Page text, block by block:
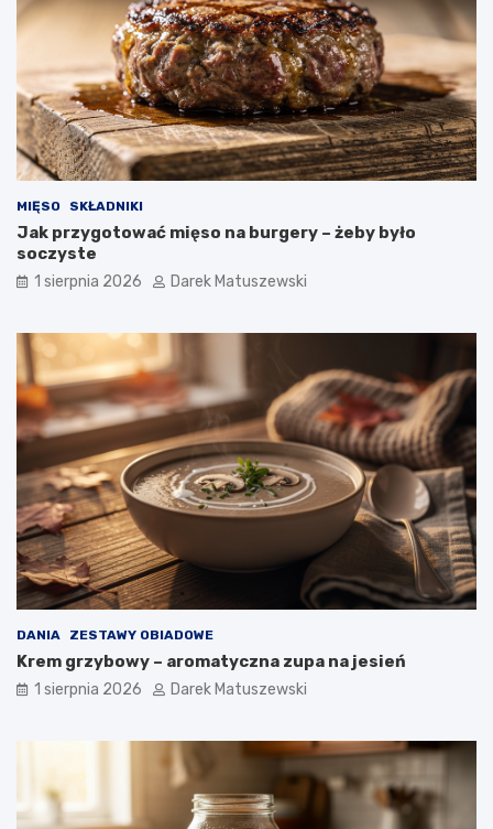
MIĘSO SKŁADNIKI
Jak przygotować mięso na burgery – żeby było
soczyste
1 sierpnia 2026 Darek Matuszewski
DANIA ZESTAWY OBIADOWE
Krem grzybowy – aromatyczna zupa na jesień
1 sierpnia 2026 Darek Matuszewski